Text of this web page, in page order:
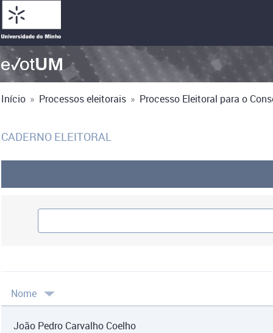
Início » Processos eleitorais » Processo Eleitoral para o
CADERNO ELEITORAL
Nome
João Pedro Carvalho Coelho